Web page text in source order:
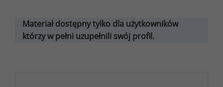
Materiał dostępny tylko dla użytkowników
którzy w pełni uzupełnili swój profil.